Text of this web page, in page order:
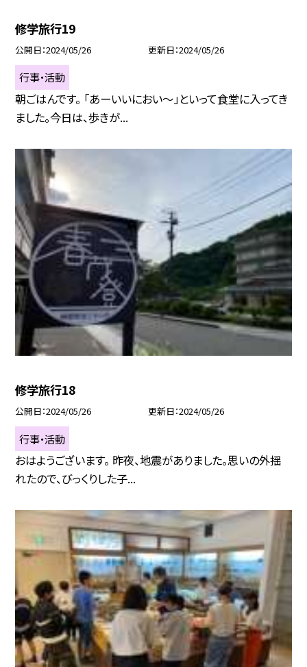
修学旅行19
公開日 2024/05/26 更新日 2024/05/26
行事・活動
朝ごはんです。 「あーいいにおい〜」といって食堂に入ってき
ました。今日は、歩きが...
修学旅行18
公開日 2024/05/26 更新日 2024/05/26
行事・活動
おはようございます。 昨夜、地震がありました。思いの外揺
れたので、びっくりした子...